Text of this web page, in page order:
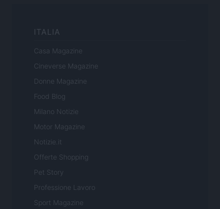
ITALIA
Casa Magazine
Cineverse Magazine
Donne Magazine
Food Blog
Milano Notizie
Motor Magazine
Notizie.it
Offerte Shopping
Pet Story
Professione Lavoro
Sport Magazine